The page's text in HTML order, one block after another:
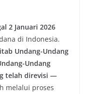
2 Januari 2026
di Indonesia.
Undang-Undang
Undang
telah direvisi —
melalui proses